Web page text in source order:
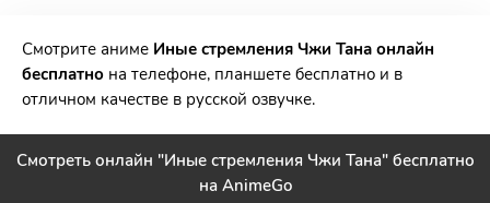
Смотрите аниме Иные стремления Чжи Тана онлайн
бесплатно на телефоне, планшете бесплатно и в
отличном качестве в русской озвучке.
Смотреть онлайн "Иные стремления Чжи Тана" бесплатно
на AnimeGo